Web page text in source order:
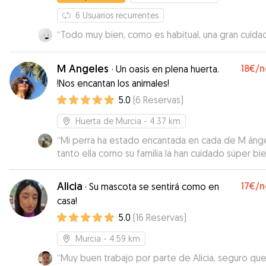
6 Usuarios recurrentes
“Todo muy bien, como es habitual, una gran
M Angeles · Un oasis en plena huerta.
!Nos encantan los animales!
18€/
5.0 (6 Reservas)
Huerta de Murcia - 4.37 km
“Mi perra ha estado encantada en cada de M
tanto ella como su familia la han cuidado súper
ha estado muy contenta. Me ha ido actualizando
fotos y vídeos y la comunicación ha sido genial.
Volveremos, seguro! Además tiene una casa
con jardín en el que Caqui ha podido relajarse,
sol... mil gracias!”
Alicia · Su mascota se sentirá como en
casa!
17€/
5.0 (16 Reservas)
Murcia - 4.59 km
“Muy buen trabajo por parte de Alicia, seguro que